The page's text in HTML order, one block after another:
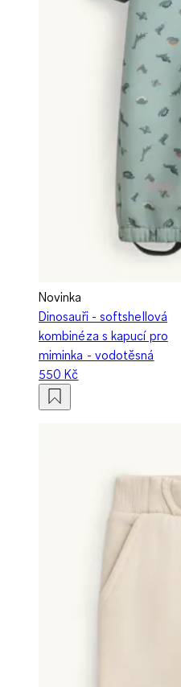
Novinka
Dinosauři - softshellová
kombinéza s kapucí pro
miminka - vodotěsná
550 Kč